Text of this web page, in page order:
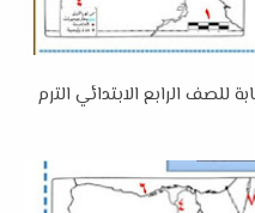
الرابع الابتدائي الترم